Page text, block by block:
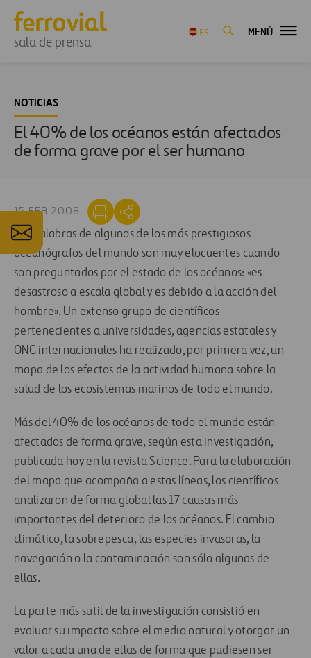
sala de prensa
ES MENÚ
NOTICIAS
El 40% de los océanos están afectados
de forma grave por el ser humano
15 FEB 2008
Las palabras de algunos de los más prestigiosos
oceanógrafos del mundo son muy elocuentes cuando
son preguntados por el estado de los océanos: «es
desastroso a escala global y es debido a la acción del
hombre». Un extenso grupo de científicos
pertenecientes a universidades, agencias estatales y
ONG internacionales ha realizado, por primera vez, un
mapa de los efectos de la actividad humana sobre la
salud de los ecosistemas marinos de todo el mundo.
Más del 40% de los océanos de todo el mundo están
afectados de forma grave, según esta investigación,
publicada hoy en la revista Science. Para la elaboración
del mapa que acompaña a estas líneas, los científicos
analizaron de forma global las 17 causas más
importantes del deterioro de los océanos. El cambio
climático, la sobrepesca, las especies invasoras, la
navegación o la contaminación son sólo algunas de
ellas.
La parte más sutil de la investigación consistió en
evaluar su impacto sobre el medio natural y otorgar un
valor a cada una de ellas de forma que pudiesen ser